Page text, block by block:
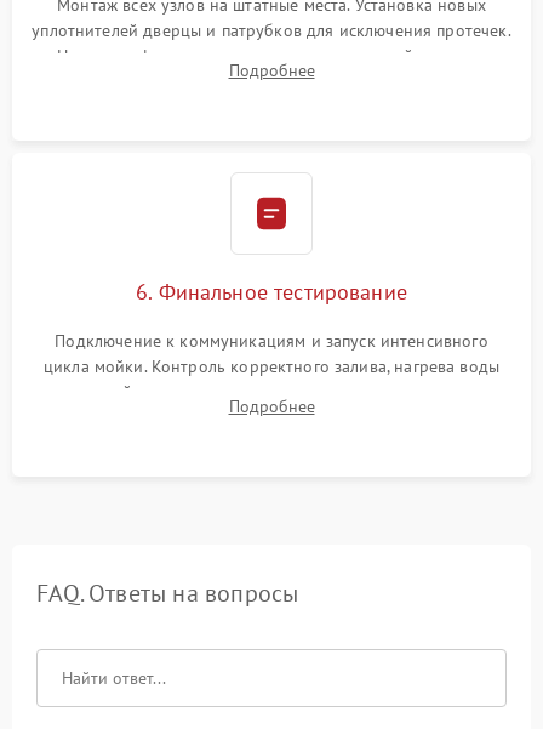
Монтаж всех узлов на штатные места. Установка новых
уплотнителей дверцы и патрубков для исключения протечек.
Надежная фиксация хомутов гидравлической системы,
сборка корпуса и установка датчика поплавка.
Подробнее
6. Финальное тестирование
Подключение к коммуникациям и запуск интенсивного
цикла мойки. Контроль корректного залива, нагрева воды
до нужной температуры, отсутствия посторонних шумов,
штатного слива и абсолютной сухости в поддоне.
Подробнее
FAQ. Ответы на вопросы